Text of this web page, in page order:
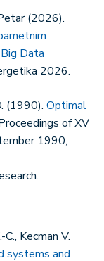
(2026).
Data
2026.
(1990). Optimal
of XV
1990,
Kecman V.
systems and